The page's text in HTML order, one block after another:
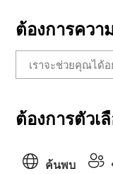
ต้องการควา
ต้องการตัวเ
ค้นพบ